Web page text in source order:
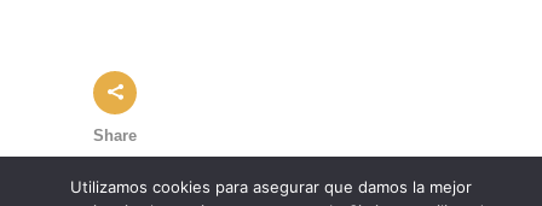
Share
Utilizamos cookies para asegurar que damos la mejor